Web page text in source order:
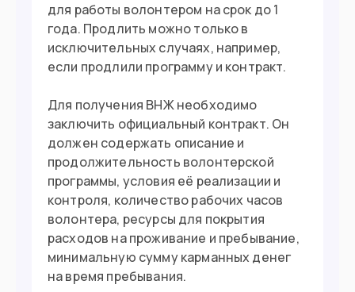
для работы волонтером на срок до 1
года. Продлить можно только в
исключительных случаях, например,
если продлили программу и контракт.
Для получения ВНЖ необходимо
заключить официальный контракт. Он
должен содержать описание и
продолжительность волонтерской
программы, условия её реализации и
контроля, количество рабочих часов
волонтера, ресурсы для покрытия
расходов на проживание и пребывание,
минимальную сумму карманных денег
на время пребывания.